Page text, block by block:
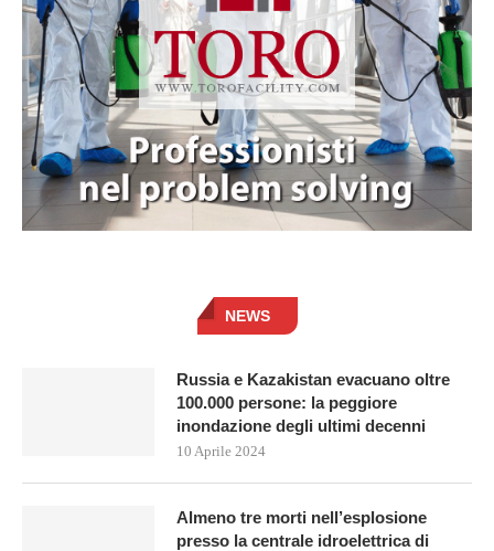
NEWS
Russia e Kazakistan evacuano oltre
100.000 persone: la peggiore
inondazione degli ultimi decenni
10 Aprile 2024
Almeno tre morti nell’esplosione
presso la centrale idroelettrica di